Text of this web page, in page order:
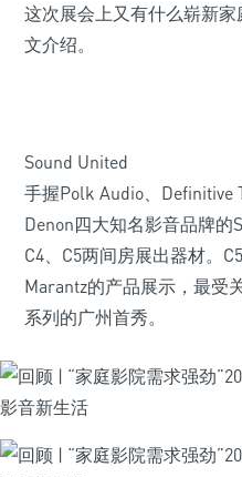
这次展会上又有什么崭新
文介绍。
Sound United
手握Polk Audio、Definitive
Denon四大知名影音品牌的
C4、C5两间房展出器材。
Marantz的产品展示，最受
系列的广州首秀。